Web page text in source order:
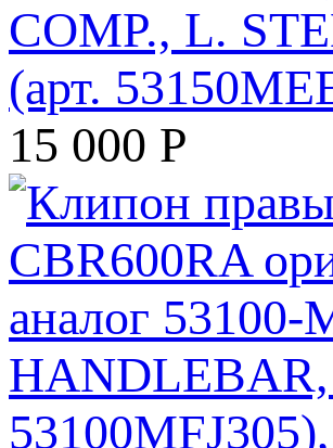
COMP., L.
(арт.
15 000 Р
HANDLEBAR,